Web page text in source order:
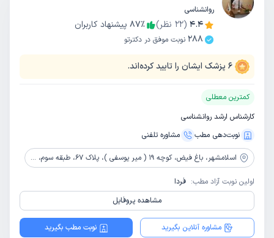
روانشناسی
4.4
(
22 نظر) 87٪
پیشنهاد کاربران
288 نوبت موفق در دکترتو
6 پزشک ایشان را تایید کرده‌اند.
کمترین معطلی
کارشناس ارشد روانشناسی
نوبت‌دهی مطب
مشاوره‌ تلفنی
اسلامشهر، باغ فیض، کوچه 19 ( میر یوسفی )، پلاک 67، طبقه سوم، مرکز روانشناسی و روانپزشکی صدای امید
اولین نوبت آزاد مطب: فردا
مشاهده پروفایل
مشاوره آنلاین بگیرید نوبت مطب بگیرید